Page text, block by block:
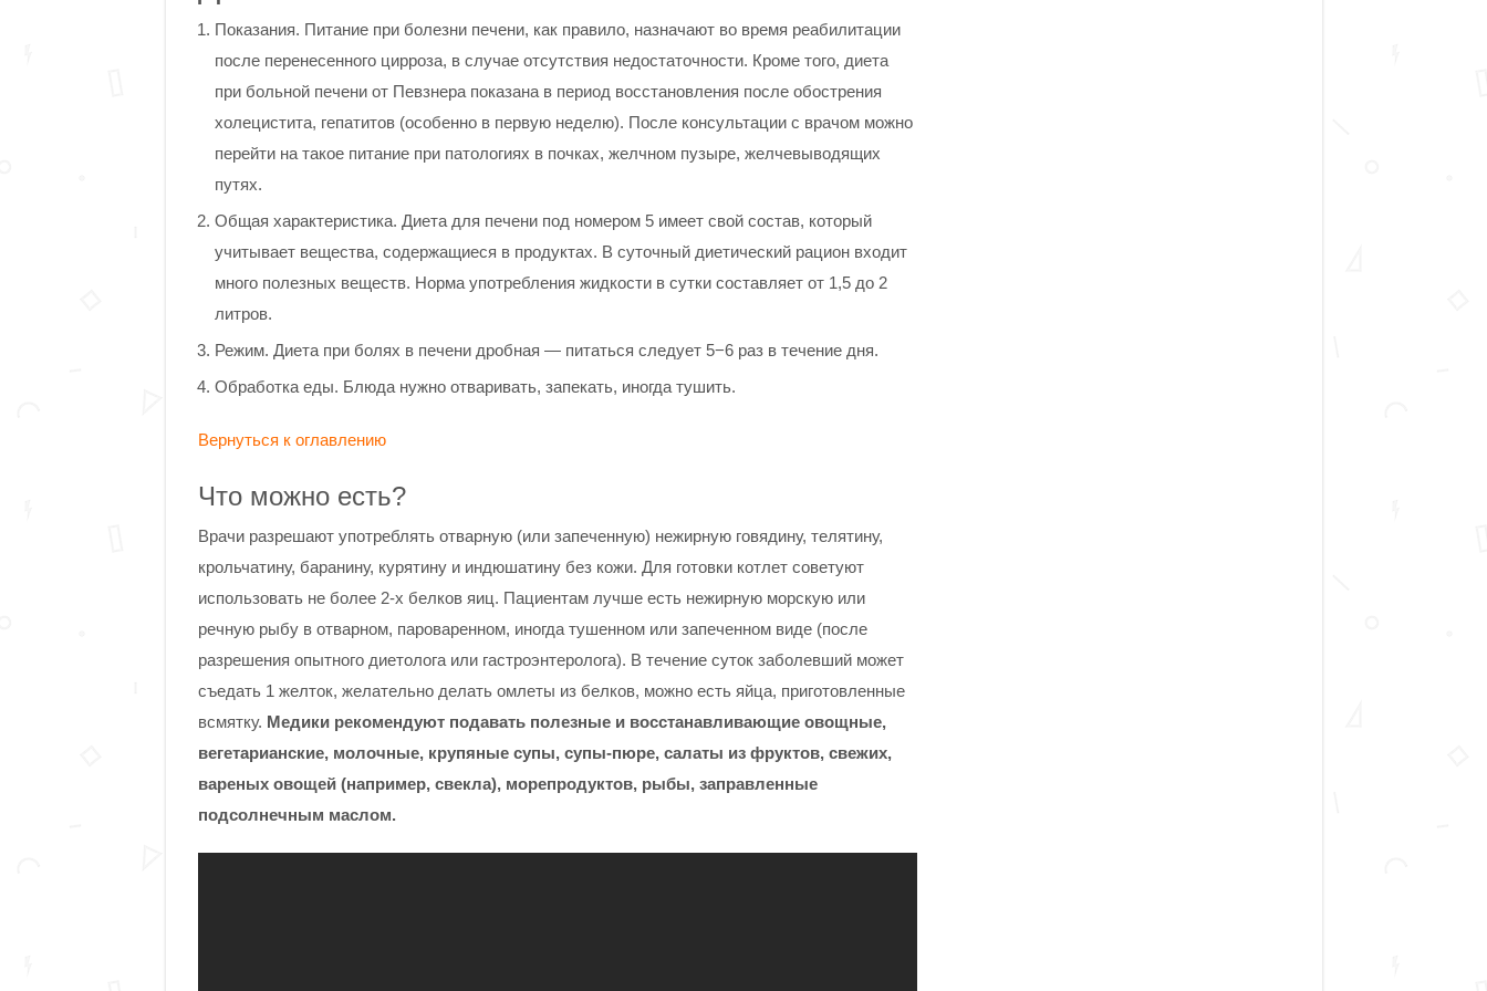
Показания. Питание при болезни печени, как правило, назначают во время реабилитации
после перенесенного цирроза, в случае отсутствия недостаточности. Кроме того, диета
при больной печени от Певзнера показана в период восстановления после обострения
холецистита, гепатитов (особенно в первую неделю). После консультации с врачом можно
перейти на такое питание при патологиях в почках, желчном пузыре, желчевыводящих
путях.
Общая характеристика. Диета для печени под номером 5 имеет свой состав, который
учитывает вещества, содержащиеся в продуктах. В суточный диетический рацион входит
много полезных веществ. Норма употребления жидкости в сутки составляет от 1,5 до 2
литров.
Режим. Диета при болях в печени дробная — питаться следует 5−6 раз в течение дня.
Обработка еды. Блюда нужно отваривать, запекать, иногда тушить.
Вернуться к оглавлению
Что можно есть?
Врачи разрешают употреблять отварную (или запеченную) нежирную говядину, телятину,
крольчатину, баранину, курятину и индюшатину без кожи. Для готовки котлет советуют
использовать не более 2-х белков яиц. Пациентам лучше есть нежирную морскую или
речную рыбу в отварном, пароваренном, иногда тушенном или запеченном виде (после
разрешения опытного диетолога или гастроэнтеролога). В течение суток заболевший может
съедать 1 желток, желательно делать омлеты из белков, можно есть яйца, приготовленные
всмятку. Медики рекомендуют подавать полезные и восстанавливающие овощные,
вегетарианские, молочные, крупяные супы, супы-пюре, салаты из фруктов, свежих,
вареных овощей (например, свекла), морепродуктов, рыбы, заправленные
подсолнечным маслом.